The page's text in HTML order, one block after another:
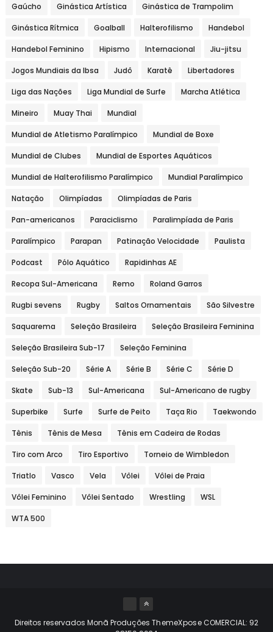
Gaúcho Ginástica Artística Ginástica de Trampolim
Ginástica Rítmica Goalball Halterofilismo Handebol
Handebol Feminino Hipismo Internacional Jiu-jitsu
Jogos Mundiais da Ibsa Judô Karatê Libertadores
Liga das Nações Liga Mundial de Surfe Marcha Atlética
Mineiro Muay Thai Mundial
Mundial de Atletismo Paralímpico Mundial de Boxe
Mundial de Clubes Mundial de Esportes Aquáticos
Mundial de Halterofilismo Paralímpico Mundial Paralímpico
Natação Olimpíadas Olimpíadas de Paris
Pan-americanos Paraciclismo Paralimpíada de Paris
Paralímpico Parapan Patinação Velocidade Paulista
Podcast Pólo Aquático Rapidinhas AE
Recopa Sul-Americana Remo Roland Garros
Rugbi sevens Rugby Saltos Ornamentais São Silvestre
Saquarema Seleção Brasileira Seleção Brasileira Feminina
Seleção Brasileira Sub-17 Seleção Feminina
Seleção Sub-20 Série A Série B Série C Série D
Skate Sub-13 Sul-Americana Sul-Americano de rugby
Superbike Surfe Surfe de Peito Taça Rio Taekwondo
Tênis Tênis de Mesa Tênis em Cadeira de Rodas
Tiro com Arco Tiro Esportivo Torneio de Wimbledon
Triatlo Vasco Vela Vôlei Vôlei de Praia
Vôlei Feminino Vôlei Sentado Wrestling WSL
WTA 500
Direitos reservados Monã Produções ThemeXposeCOMERCIAL: 92